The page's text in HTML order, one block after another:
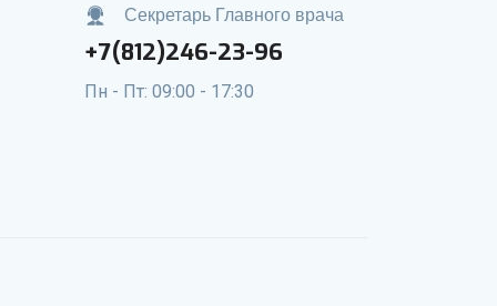
Секретарь Главного врача
+7(812)246-23-96
Пн - Пт: 09:00 - 17:30